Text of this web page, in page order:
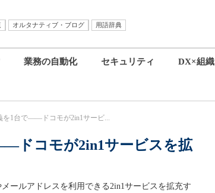
オルタナティブ・ブログ
用語辞典
業務の自動化 セキュリティ DX×組織
を1台で――ドコモが2in1サービ...
ドコモが2in1サービスを拡
ールアドレスを利用できる2in1サービスを拡充す